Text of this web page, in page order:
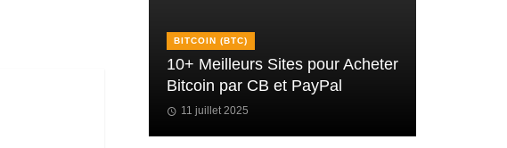
BITCOIN (BTC)
10+ Meilleurs Sites pour Acheter
Bitcoin par CB et PayPal
11 juillet 2025